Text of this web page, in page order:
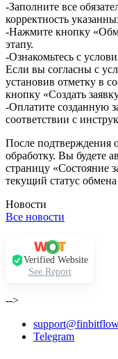
-Заполните все
корректность
-Нажмите кнопку
этапу.
-Ознакомьтесь с
Если вы согласны с
установив отметку в
кнопку «Создать
-Оплатите созданную
соответствии с
После подтверждения
обработку. Вы будете
страницу «Состояние
текущий статус
Новости
Все новости
Verified Website
See Report
-->
Telegram